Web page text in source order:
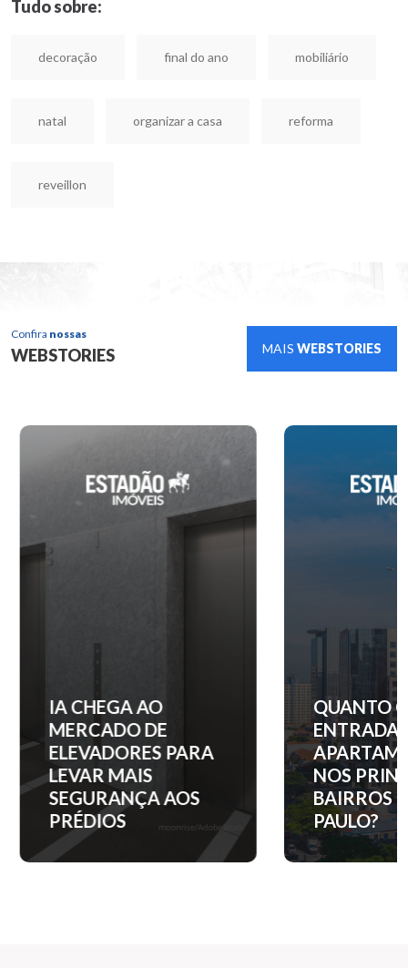
Tudo sobre:
decoração final do ano mobiliário
natal organizar a casa reforma
reveillon
Confira nossas
WEBSTORIES MAIS WEBSTORIES
IA CHEGA AO
MERCADO DE
ELEVADORES PARA
LEVAR MAIS
SEGURANÇA AOS
PRÉDIOS
QUANTO
ENTRADA
NOS
BAIRROS
PAULO?